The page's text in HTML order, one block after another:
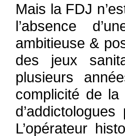
Mais la FDJ
l’absence
ambitieuse &
des jeux
plusieurs
complicité de
L’opérateur